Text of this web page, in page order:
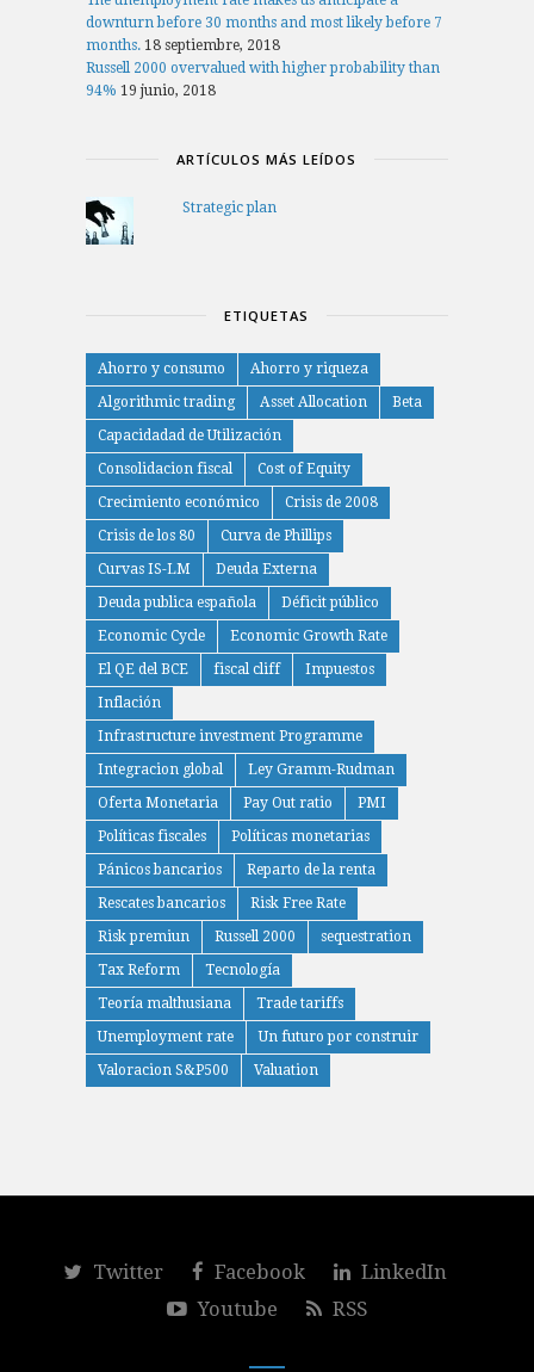
downturn before 30 months and most likely before 7
months. 18 septiembre, 2018
Russell 2000 overvalued with higher probability than
94% 19 junio, 2018
ARTÍCULOS MÁS LEÍDOS
Strategic plan
ETIQUETAS
Ahorro y consumo
Ahorro y riqueza
Algorithmic trading
Asset Allocation
Beta
Capacidadad de Utilización
Consolidacion fiscal
Cost of Equity
Crecimiento económico
Crisis de 2008
Crisis de los 80
Curva de Phillips
Curvas IS-LM
Deuda Externa
Deuda publica española
Déficit público
Economic Cycle
Economic Growth Rate
El QE del BCE
fiscal cliff
Impuestos
Inflación
Infrastructure investment Programme
Integracion global
Ley Gramm-Rudman
Oferta Monetaria
Pay Out ratio
PMI
Políticas fiscales
Políticas monetarias
Pánicos bancarios
Reparto de la renta
Rescates bancarios
Risk Free Rate
Risk premiun
Russell 2000
sequestration
Tax Reform
Tecnología
Teoría malthusiana
Trade tariffs
Unemployment rate
Un futuro por construir
Valoracion S&P500
Valuation
Twitter Facebook
LinkedIn
Youtube
RSS